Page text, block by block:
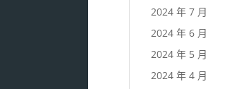
2024 年 7 月
2024 年 6 月
2024 年 5 月
2024 年 4 月